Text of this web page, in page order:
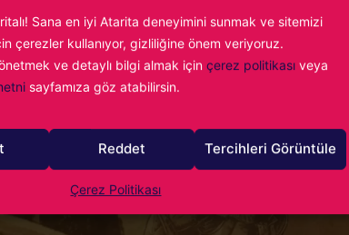
Sana en iyi Atarita deneyimini sunmak ve sitemizi
çerezler kullanıyor, gizliliğine önem veriyoruz.
ve detaylı bilgi almak için çerez politikası veya
sayfamıza göz atabilirsin.
Reddet Tercihleri Görüntüle
Çerez Politikası